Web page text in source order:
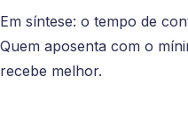
Em síntese: o tempo de
Quem aposenta com o
recebe melhor.